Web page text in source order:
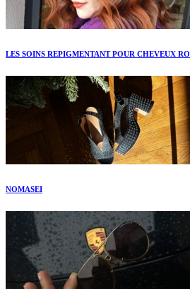
LES SOINS REPIGMENTANT POUR CHEVEUX
NOMASEI